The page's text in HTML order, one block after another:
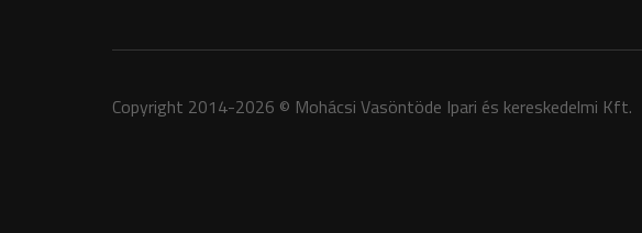
Copyright 2014-2026 © Mohácsi Vasöntöde Ipari és kereskedelmi Kft.